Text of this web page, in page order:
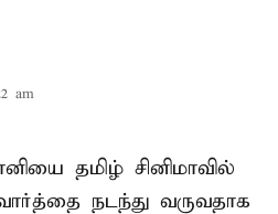
am
தமிழ் சினிமாவில்
நடந்து வருவதாக